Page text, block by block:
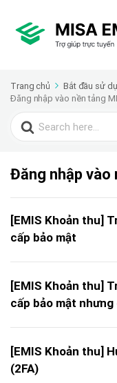
Trang chủ
Bắt đầu sử
Đăng nhập vào nền tảng
Search
for:
Đăng nhập vào
[EMIS Khoản thu]
cấp bảo mật
[EMIS Khoản thu]
cấp bảo mật
[EMIS Khoản thu]
(2FA)